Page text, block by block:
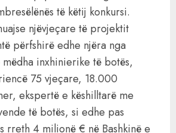
të këtij konkursi.
njëvjeçare të projektit
përfshirë edhe njëra nga
inxhinierike të botës,
75 vjeçare, 18.000
ekspertë e këshilltarë me
të botës, si edhe pas
rreth 4 milionë € në Bashkinë e